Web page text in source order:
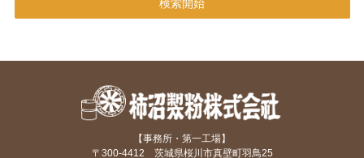
【事務所・第一工場】
〒300-4412 茨城県桜川市真壁町羽鳥25